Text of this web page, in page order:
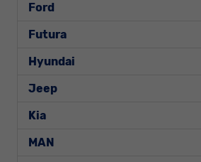
Ford
Futura
Hyundai
Jeep
Kia
MAN